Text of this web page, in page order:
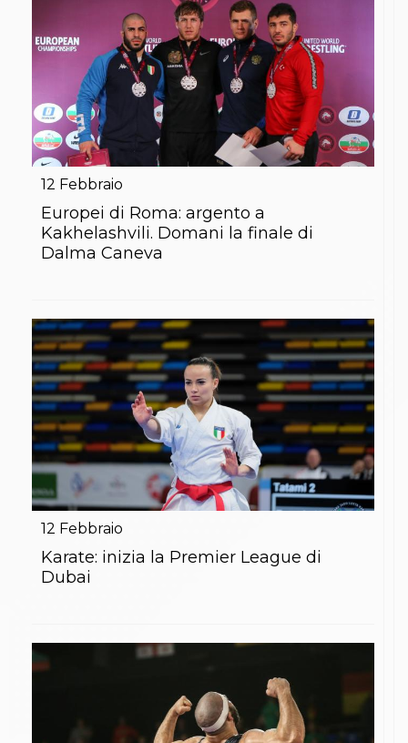
12 Febbraio
Europei di Roma: argento a
Kakhelashvili. Domani la finale di
Dalma Caneva
12 Febbraio
Karate: inizia la Premier League di
Dubai